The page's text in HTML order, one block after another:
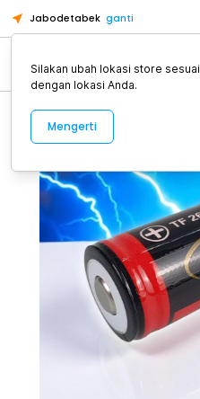
Jabodetabek ganti
Alat Kopi
Silakan ubah lokasi store sesuai
dengan lokasi Anda.
Mengerti